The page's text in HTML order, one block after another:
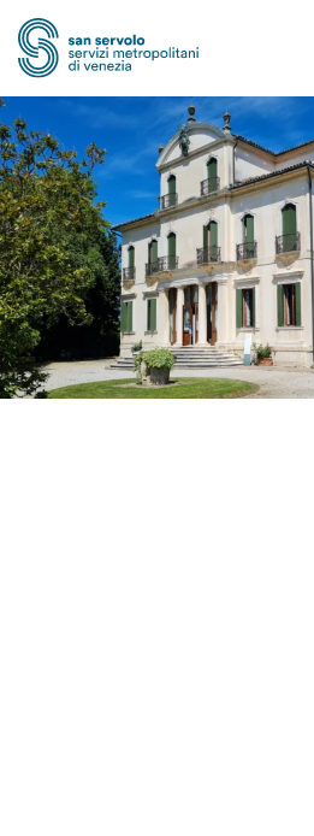
Skip to main content